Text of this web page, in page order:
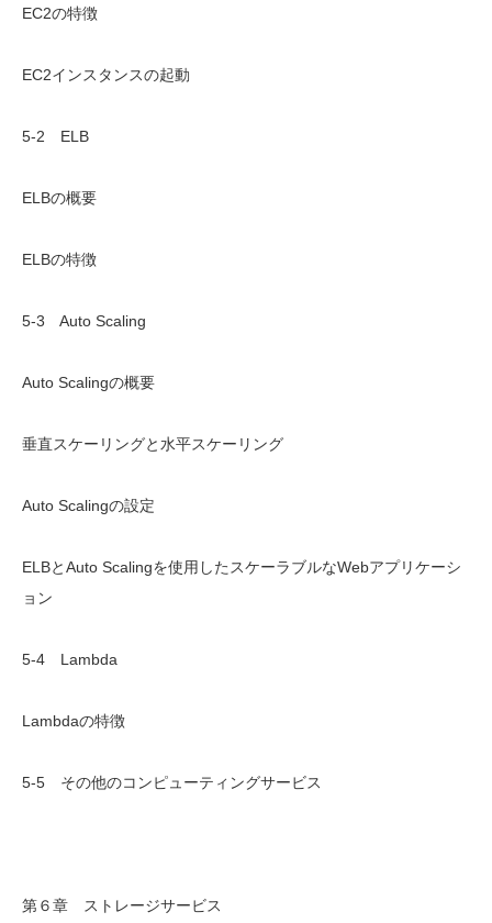
EC2の特徴
EC2インスタンスの起動
5-2 ELB
ELBの概要
ELBの特徴
5-3 Auto Scaling
Auto Scalingの概要
垂直スケーリングと水平スケーリング
Auto Scalingの設定
ELBとAuto Scalingを使用したスケーラブルなWebアプリケーシ
ョン
5-4 Lambda
Lambdaの特徴
5-5 その他のコンピューティングサービス
第６章 ストレージサービス